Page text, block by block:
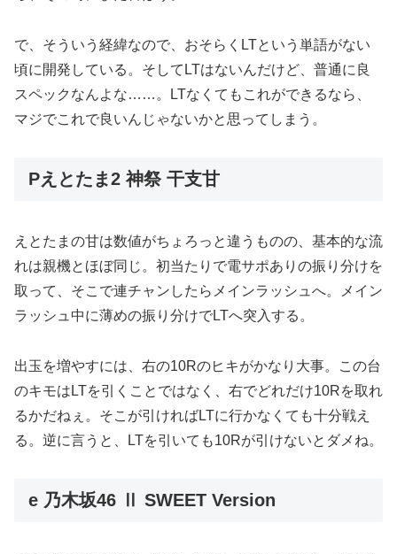
で、そういう経緯なので、おそらくLTという単語がない
頃に開発している。そしてLTはないんだけど、普通に良
スペックなんよな……。LTなくてもこれができるなら、
マジでこれで良いんじゃないかと思ってしまう。
Pえとたま2 神祭 干支甘
えとたまの甘は数値がちょろっと違うものの、基本的な流
れは親機とほぼ同じ。初当たりで電サポありの振り分けを
取って、そこで連チャンしたらメインラッシュへ。メイン
ラッシュ中に薄めの振り分けでLTへ突入する。
出玉を増やすには、右の10Rのヒキがかなり大事。この台
のキモはLTを引くことではなく、右でどれだけ10Rを取れ
るかだねぇ。そこが引ければLTに行かなくても十分戦え
る。逆に言うと、LTを引いても10Rが引けないとダメね。
e 乃木坂46 Ⅱ SWEET Version